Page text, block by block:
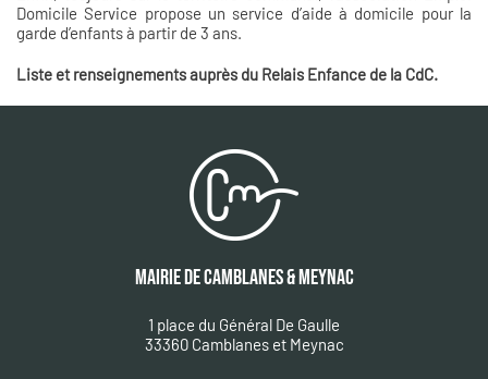
Domicile Service propose un service d’aide à domicile pour la
garde d’enfants à partir de 3 ans.
Liste et renseignements auprès du Relais Enfance de la CdC.
MAIRIE DE CAMBLANES & MEYNAC
1 place du Général De Gaulle
33360 Camblanes et Meynac